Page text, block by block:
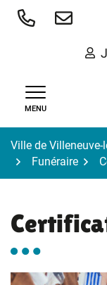
Aller
MENU
Ville de
Funéraire